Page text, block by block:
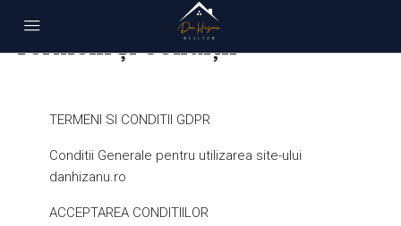
Home
Termeni și Condiții
TERMENI SI CONDITII GDPR
Conditii Generale pentru utilizarea site-ului
danhizanu.ro
ACCEPTAREA CONDITIILOR